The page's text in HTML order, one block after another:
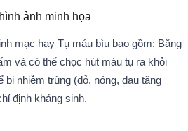
hình ảnh minh họa
mạc hay Tụ máu bìu bao gồm: Băng
và có thể chọc hút máu tụ ra khỏi
bị nhiễm trùng (đỏ, nóng, đau tăng
định kháng sinh.